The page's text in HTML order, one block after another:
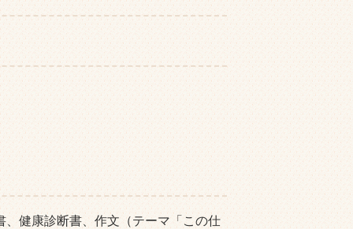
健康診断書、作文（テーマ「この仕